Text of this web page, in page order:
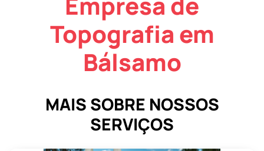
Topografia em
Bálsamo
MAIS SOBRE NOSSOS
SERVIÇOS